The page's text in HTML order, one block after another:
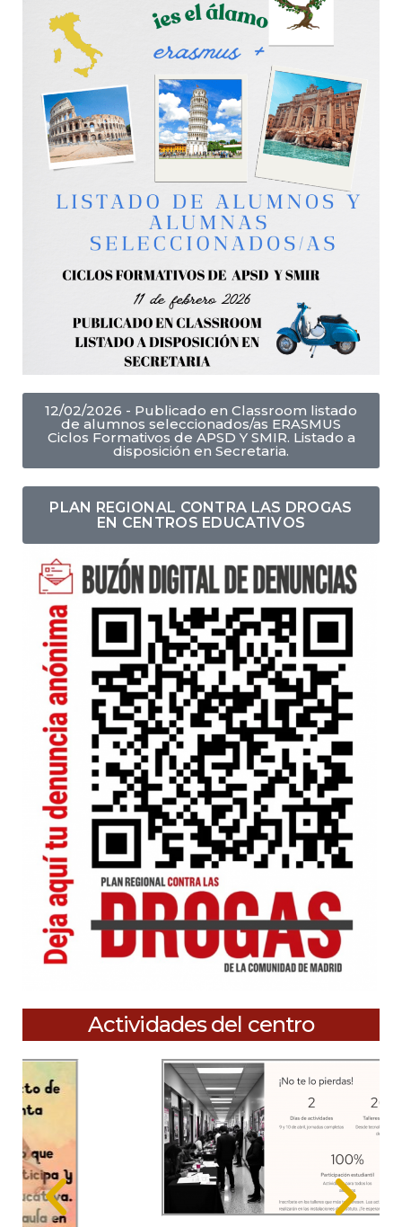
12/02/2026 - Publicado en Classroom listado
de alumnos seleccionados/as ERASMUS
Ciclos Formativos de APSD Y SMIR. Listado a
disposición en Secretaria.
PLAN REGIONAL CONTRA LAS DROGAS
EN CENTROS EDUCATIVOS
Actividades del centro